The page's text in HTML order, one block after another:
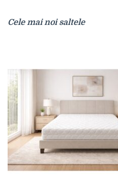
Cele mai noi saltele